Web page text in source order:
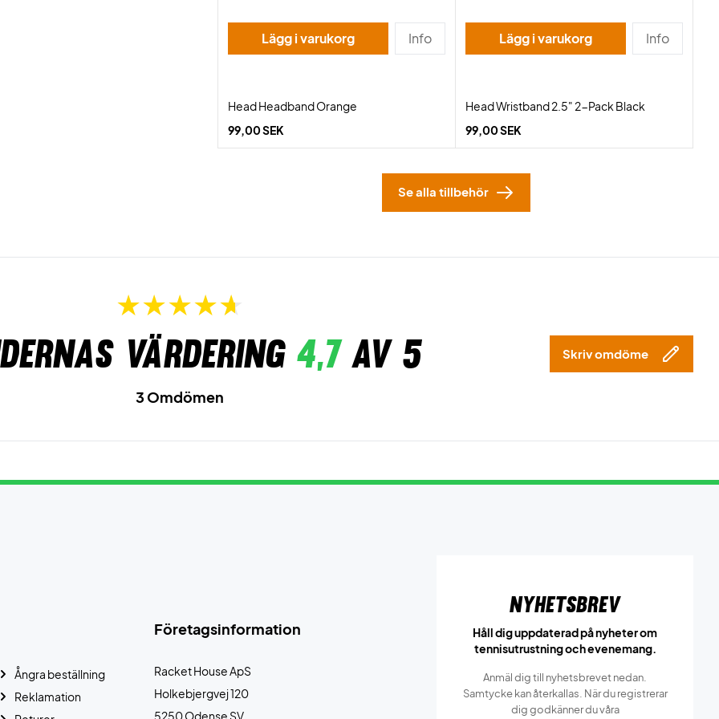
Lägg i varukorg Info
Head Headband Orange
99,00 SEK
Lägg i varukorg Info
Head Wristband 2.5" 2-Pack Black
99,00 SEK
Se alla tillbehör
värdering 4,7av 5 Skriv omdöme
3 Omdömen
Företagsinformation
Racket House ApS
Holkebjergvej 120
5250 Odense SV
Ångra beställning
Reklamation
Nyhetsbrev
Håll dig uppdaterad på nyheter om
tennisutrustning och evenemang.
Anmäl dig till nyhetsbrevet nedan.
Samtycke kan återkallas. När du registrerar
dig godkänner du våra